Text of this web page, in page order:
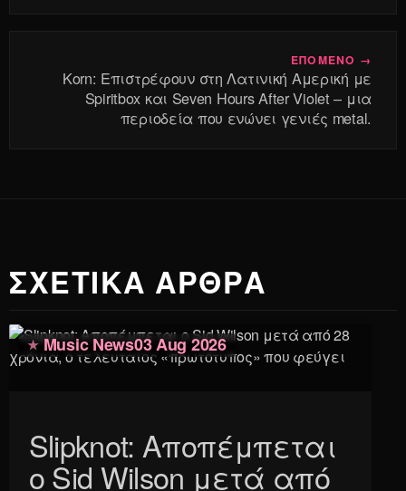
ΕΠΟΜΕΝΟ →
Korn: Επιστρέφουν στη Λατινική Αμερική με
Spiritbox και Seven Hours After Violet – μια
περιοδεία που ενώνει γενιές metal.
ΣΧΕΤΙΚΑ ΑΡΘΡΑ
Music News03 Aug 2026
Slipknot: Αποπέμπεται
ο Sid Wilson μετά από